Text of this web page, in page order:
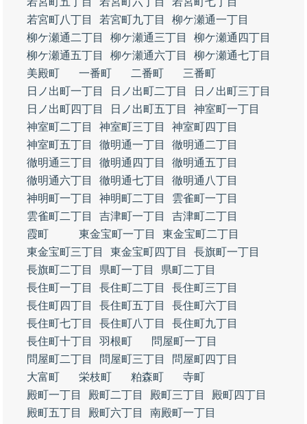
若宮町八丁目
若宮町九丁目
柳ケ瀬通一丁目
柳ケ瀬通二丁目
柳ケ瀬通三丁目
柳ケ瀬通四丁目
柳ケ瀬通五丁目
柳ケ瀬通六丁目
柳ケ瀬通七丁目
美殿町
一番町 二番町
三番町
日ノ出町一丁目
日ノ出町二丁目
日ノ出町三丁目
日ノ出町四丁目
日ノ出町五丁目
神室町一丁目
神室町二丁目
神室町三丁目
神室町四丁目
神室町五丁目
徹明通一丁目
徹明通二丁目
徹明通三丁目
徹明通四丁目
徹明通五丁目
徹明通六丁目
徹明通七丁目
徹明通八丁目
神明町一丁目
神明町二丁目
雲雀町一丁目
雲雀町二丁目
吉津町一丁目
吉津町二丁目
霞町
東金宝町一丁目
東金宝町二丁目
東金宝町三丁目
東金宝町四丁目
長旗町一丁目
長旗町二丁目
県町一丁目
県町二丁目
長住町一丁目
長住町二丁目
長住町三丁目
長住町四丁目
長住町五丁目
長住町六丁目
長住町七丁目
長住町八丁目
長住町九丁目
長住町十丁目
羽根町
問屋町一丁目
問屋町二丁目
問屋町三丁目
問屋町四丁目
大富町
栄枝町 粕森町
寺町
殿町一丁目
殿町二丁目 殿町三丁目
殿町四丁目
殿町五丁目
殿町六丁目
南殿町一丁目